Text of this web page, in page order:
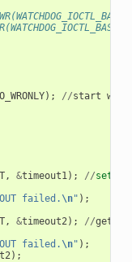
O_WRONLY); //start
, &timeout1 ); //set
failed. \n" );
, &timeout2 ); //get
failed. \n" );
);